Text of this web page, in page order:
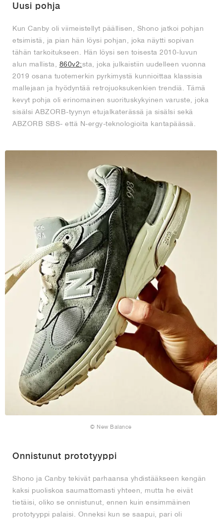
Uusi pohja
Kun Canby oli viimeistellyt päällisen, Shono jatkoi pohjan
etsimistä, ja pian hän löysi pohjan, joka näytti sopivan
tähän tarkoitukseen. Hän löysi sen toisesta 2010-luvun
alun mallista, 860v2:sta, joka julkaistiin uudelleen vuonna
2019 osana tuotemerkin pyrkimystä kunnioittaa klassisia
mallejaan ja hyödyntää retrojuoksukenkien trendiä. Tämä
kevyt pohja oli erinomainen suorituskykyinen varuste, joka
sisälsi ABZORB-tyynyn etujalkaterässä ja sisälsi sekä
ABZORB SBS- että N-ergy-teknologioita kantapäässä.
© New Balance
Onnistunut prototyyppi
Shono ja Canby tekivät parhaansa yhdistääkseen kengän
kaksi puoliskoa saumattomasti yhteen, mutta he eivät
tietäisi, oliko se onnistunut, ennen kuin ensimmäinen
prototyyppi palaisi. Onneksi kun se saapui, pari oli